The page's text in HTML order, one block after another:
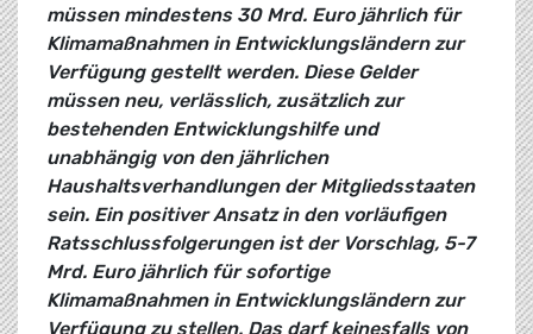
müssen mindestens 30 Mrd. Euro jährlich für
Klimamaßnahmen in Entwicklungsländern zur
Verfügung gestellt werden. Diese Gelder
müssen neu, verlässlich, zusätzlich zur
bestehenden Entwicklungshilfe und
unabhängig von den jährlichen
Haushaltsverhandlungen der Mitgliedsstaaten
sein. Ein positiver Ansatz in den vorläufigen
Ratsschlussfolgerungen ist der Vorschlag, 5-7
Mrd. Euro jährlich für sofortige
Klimamaßnahmen in Entwicklungsländern zur
Verfügung zu stellen. Das darf keinesfalls von